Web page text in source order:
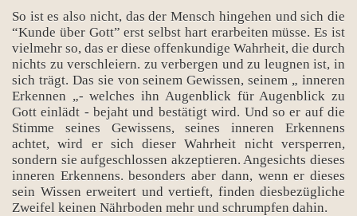
So ist es also nicht, das der Mensch hingehen und sich die
“Kunde über Gott” erst selbst hart erarbeiten müsse. Es ist
vielmehr so, das er diese offenkundige Wahrheit, die durch
nichts zu verschleiern. zu verbergen und zu leugnen ist, in
sich trägt. Das sie von seinem Gewissen, seinem „ inneren
Erkennen „- welches ihn Augenblick für Augenblick zu
Gott einlädt - bejaht und bestätigt wird. Und so er auf die
Stimme seines Gewissens, seines inneren Erkennens
achtet, wird er sich dieser Wahrheit nicht versperren,
sondern sie aufgeschlossen akzeptieren. Angesichts dieses
inneren Erkennens. besonders aber dann, wenn er dieses
sein Wissen erweitert und vertieft, finden diesbezügliche
Zweifel keinen Nährboden mehr und schrumpfen dahin.